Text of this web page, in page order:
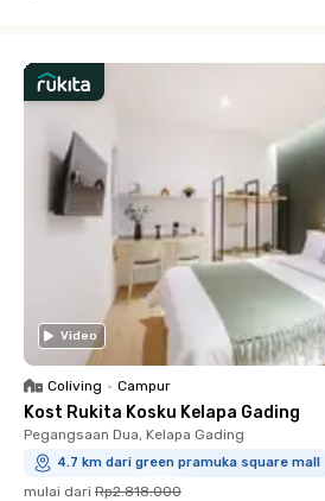
Video
Coliving • Campur
Kost Rukita Kosku Kelapa Gading
Pegangsaan Dua, Kelapa Gading
4.7 km dari green pramuka square mall
mulai dari Rp2.818.000